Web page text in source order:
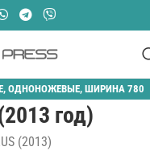
, ОДНОНОЖЕВЫЕ, ШИРИНА 780
год)